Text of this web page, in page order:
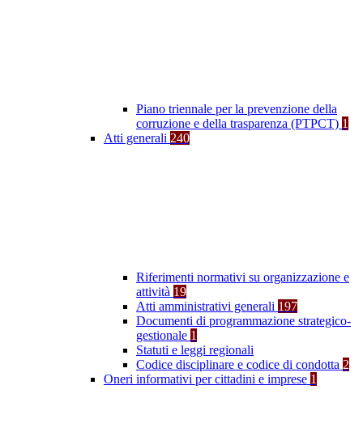
Piano triennale per la prevenzione della
corruzione e della trasparenza (PTPCT) 1
Atti generali 240
Riferimenti normativi su organizzazione e
attività 19
Atti amministrativi generali 197
Documenti di programmazione strategico-
gestionale 1
Statuti e leggi regionali
Codice disciplinare e codice di condotta 2
Oneri informativi per cittadini e imprese 1